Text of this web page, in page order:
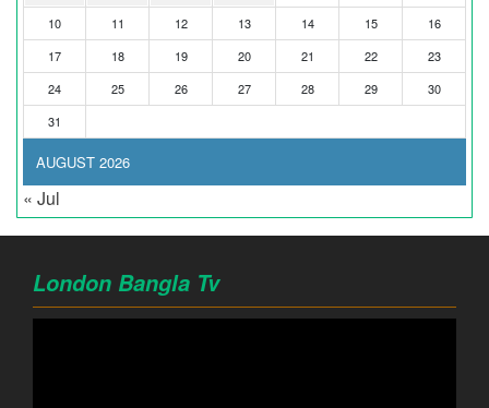
AUGUST 2026
10
11 12 13 14 15
16
17
18 19 20 21 22
23
24
25 26 27 28 29
30
31
« Jul
London Bangla Tv